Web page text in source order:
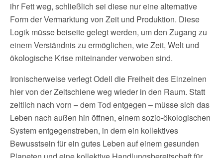
ihr Fett weg, schließlich sei diese nur eine alternative
Form der Vermarktung von Zeit und Produktion. Diese
Logik müsse beiseite gelegt werden, um den Zugang zu
einem Verständnis zu ermöglichen, wie Zeit, Welt und
ökologische Krise miteinander verwoben sind.
Ironischerweise verlegt Odell die Freiheit des Einzelnen
hier von der Zeitschiene weg wieder in den Raum. Statt
zeitlich nach vorn – dem Tod entgegen – müsse sich das
Leben nach außen hin öffnen, einem sozio-ökologischen
System entgegenstreben, in dem ein kollektives
Bewusstsein für ein gutes Leben auf einem gesunden